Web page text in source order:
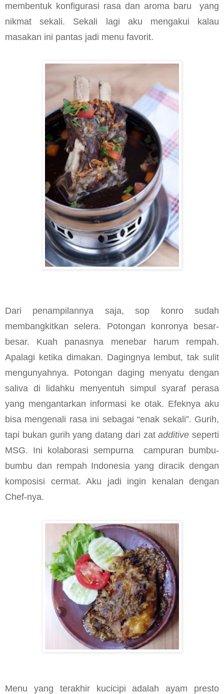
membentuk konfigurasi rasa dan aroma baru
yang
nikmat sekali. Sekali lagi aku mengakui kalau
masakan ini pantas jadi menu favorit.
Dari penampilannya saja, sop konro sudah
membangkitkan selera. Potongan konronya besar-
besar. Kuah panasnya menebar harum rempah.
Apalagi ketika dimakan. Dagingnya lembut, tak sulit
mengunyahnya. Potongan daging menyatu dengan
saliva di lidahku menyentuh simpul syaraf perasa
yang mengantarkan informasi ke otak. Efeknya aku
bisa mengenali rasa ini sebagai “enak sekali”. Gurih,
tapi bukan gurih yang datang dari zatadditive seperti
MSG. Ini kolaborasi sempurna
campuran bumbu-
bumbu dan rempah Indonesia yang diracik dengan
komposisi cermat. Aku jadi ingin kenalan dengan
Chef-nya.
Menu yang terakhir kucicipi adalah ayam presto